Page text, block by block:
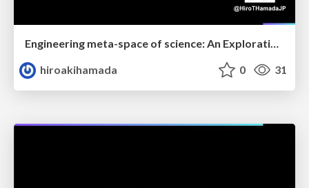
Engineering meta-space of science: An Exploration of Scientific Management Models
hiroakihamada
0 31